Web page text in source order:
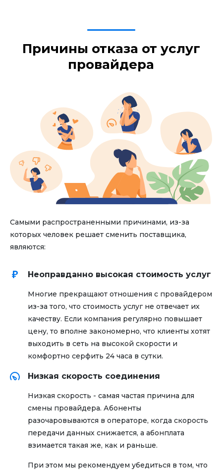
Причины отказа от услуг
провайдера
Самыми распространенными причинами, из-за
которых человек решает сменить поставщика,
являются:
Неоправданно высокая стоимость услуг
Многие прекращают отношения с провайдером
из-за того, что стоимость услуг не отвечает их
качеству. Если компания регулярно повышает
цену, то вполне закономерно, что клиенты хотят
выходить в сеть на высокой скорости и
комфортно серфить 24 часа в сутки.
Низкая скорость соединения
Низкая скорость - самая частая причина для
смены провайдера. Абоненты
разочаровываются в операторе, когда скорость
передачи данных снижается, а абонплата
взимается такая же, как и раньше.
При этом мы рекомендуем убедиться в том, что